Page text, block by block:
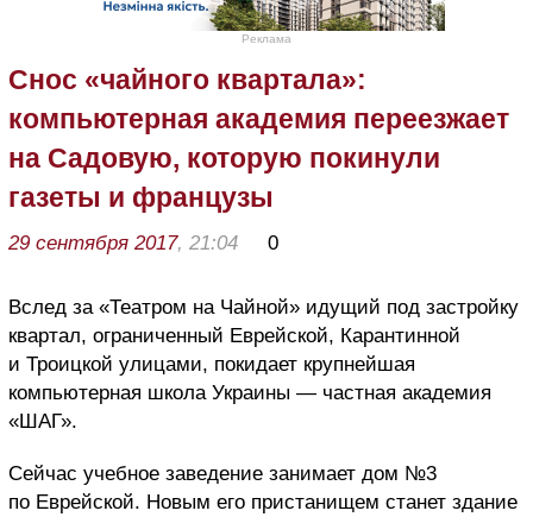
Реклама
Снос «чайного квартала»:
компьютерная академия переезжает
на Садовую, которую покинули
газеты и французы
29 сентября 2017, 21:04 0
Вслед за «Театром на Чайной» идущий под застройку
квартал, ограниченный Еврейской, Карантинной
и Троицкой улицами, покидает крупнейшая
компьютерная школа Украины — частная академия
«ШАГ».
Сейчас учебное заведение занимает дом №3
по Еврейской. Новым его пристанищем станет здание